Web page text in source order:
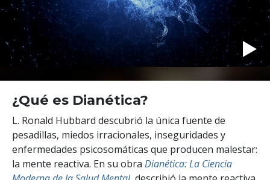
¿Qué es Dianética?
L. Ronald Hubbard descubrió la única fuente de
pesadillas, miedos irracionales, inseguridades y
enfermedades psicosomáticas que producen malestar:
la mente reactiva. En su obra Dianética: La Ciencia